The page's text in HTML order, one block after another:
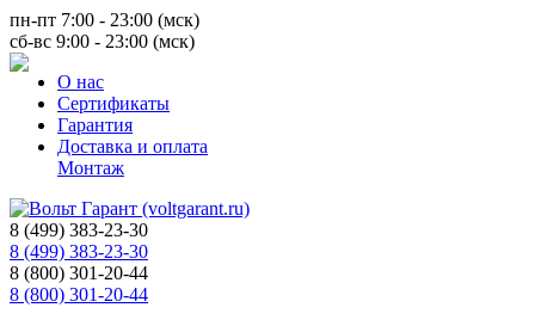
пн-пт 7:00 - 23:00 (мск)
сб-вс 9:00 - 23:00 (мск)
О нас
Сертификаты
Гарантия
Доставка и оплата
Монтаж
8 (499) 383-23-30
8 (499) 383-23-30
8 (800) 301-20-44
8 (800) 301-20-44